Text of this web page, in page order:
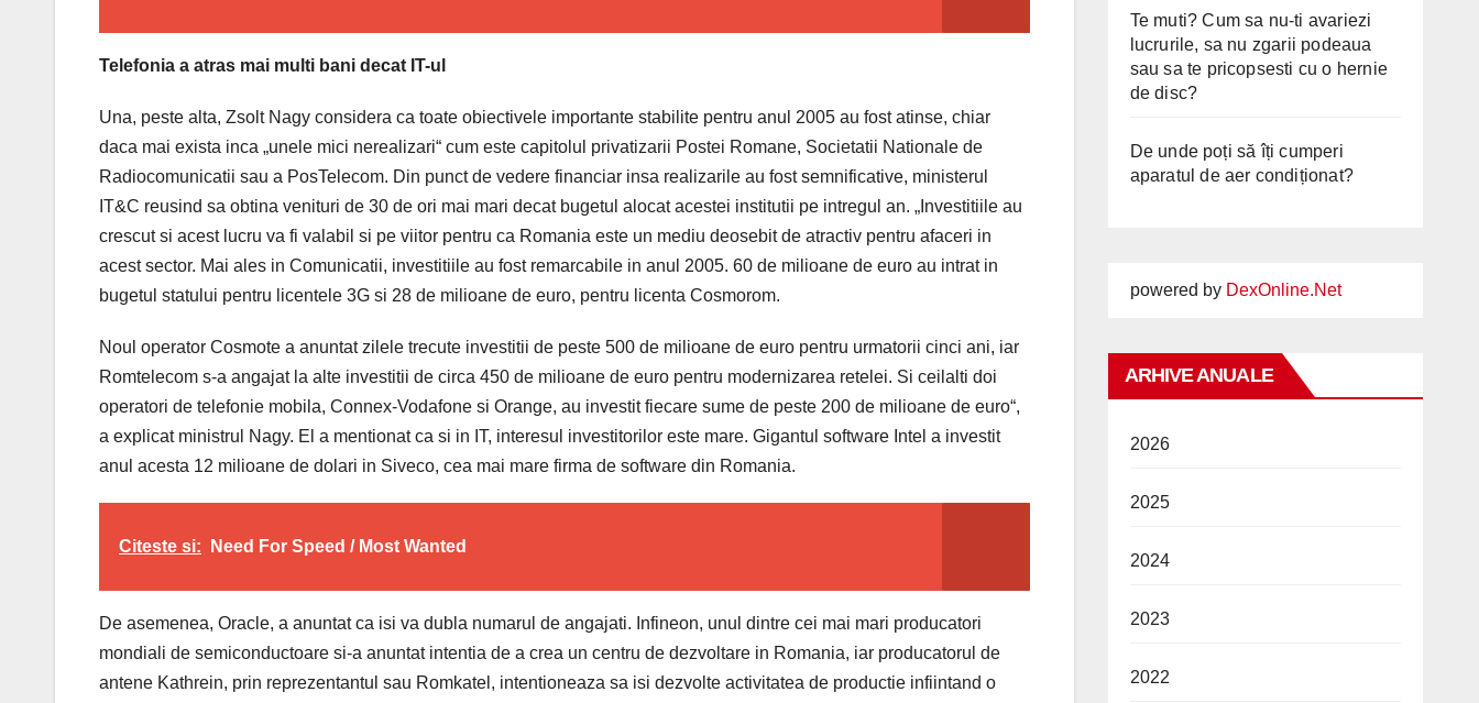
Telefonia a atras mai multi bani decat IT-ul
Una, peste alta, Zsolt Nagy considera ca toate obiectivele importante stabilite pentru anul 2005 au fost atinse, chiar
daca mai exista inca „unele mici nerealizari“ cum este capitolul privatizarii Postei Romane, Societatii Nationale de
Radiocomunicatii sau a PosTelecom. Din punct de vedere financiar insa realizarile au fost semnificative, ministerul
IT&C reusind sa obtina venituri de 30 de ori mai mari decat bugetul alocat acestei institutii pe intregul an. „Investitiile au
crescut si acest lucru va fi valabil si pe viitor pentru ca Romania este un mediu deosebit de atractiv pentru afaceri in
acest sector. Mai ales in Comunicatii, investitiile au fost remarcabile in anul 2005. 60 de milioane de euro au intrat in
bugetul statului pentru licentele 3G si 28 de milioane de euro, pentru licenta Cosmorom.
Noul operator Cosmote a anuntat zilele trecute investitii de peste 500 de milioane de euro pentru urmatorii cinci ani, iar
Romtelecom s-a angajat la alte investitii de circa 450 de milioane de euro pentru modernizarea retelei. Si ceilalti doi
operatori de telefonie mobila, Connex-Vodafone si Orange, au investit fiecare sume de peste 200 de milioane de euro“,
a explicat ministrul Nagy. El a mentionat ca si in IT, interesul investitorilor este mare. Gigantul software Intel a investit
anul acesta 12 milioane de dolari in Siveco, cea mai mare firma de software din Romania.
Citeste si: Need For Speed / Most Wanted
De asemenea, Oracle, a anuntat ca isi va dubla numarul de angajati. Infineon, unul dintre cei mai mari producatori
mondiali de semiconductoare si-a anuntat intentia de a crea un centru de dezvoltare in Romania, iar producatorul de
antene Kathrein, prin reprezentantul sau Romkatel, intentioneaza sa isi dezvolte activitatea de productie infiintand o
Te muti? Cum sa nu-ti avariezi
lucrurile, sa nu zgarii podeaua
sau sa te pricopsesti cu o hernie
de disc?
De unde poți să îți cumperi
aparatul de aer condiționat?
powered by DexOnline.Net
ARHIVE ANUALE
2026
2025
2024
2023
2022